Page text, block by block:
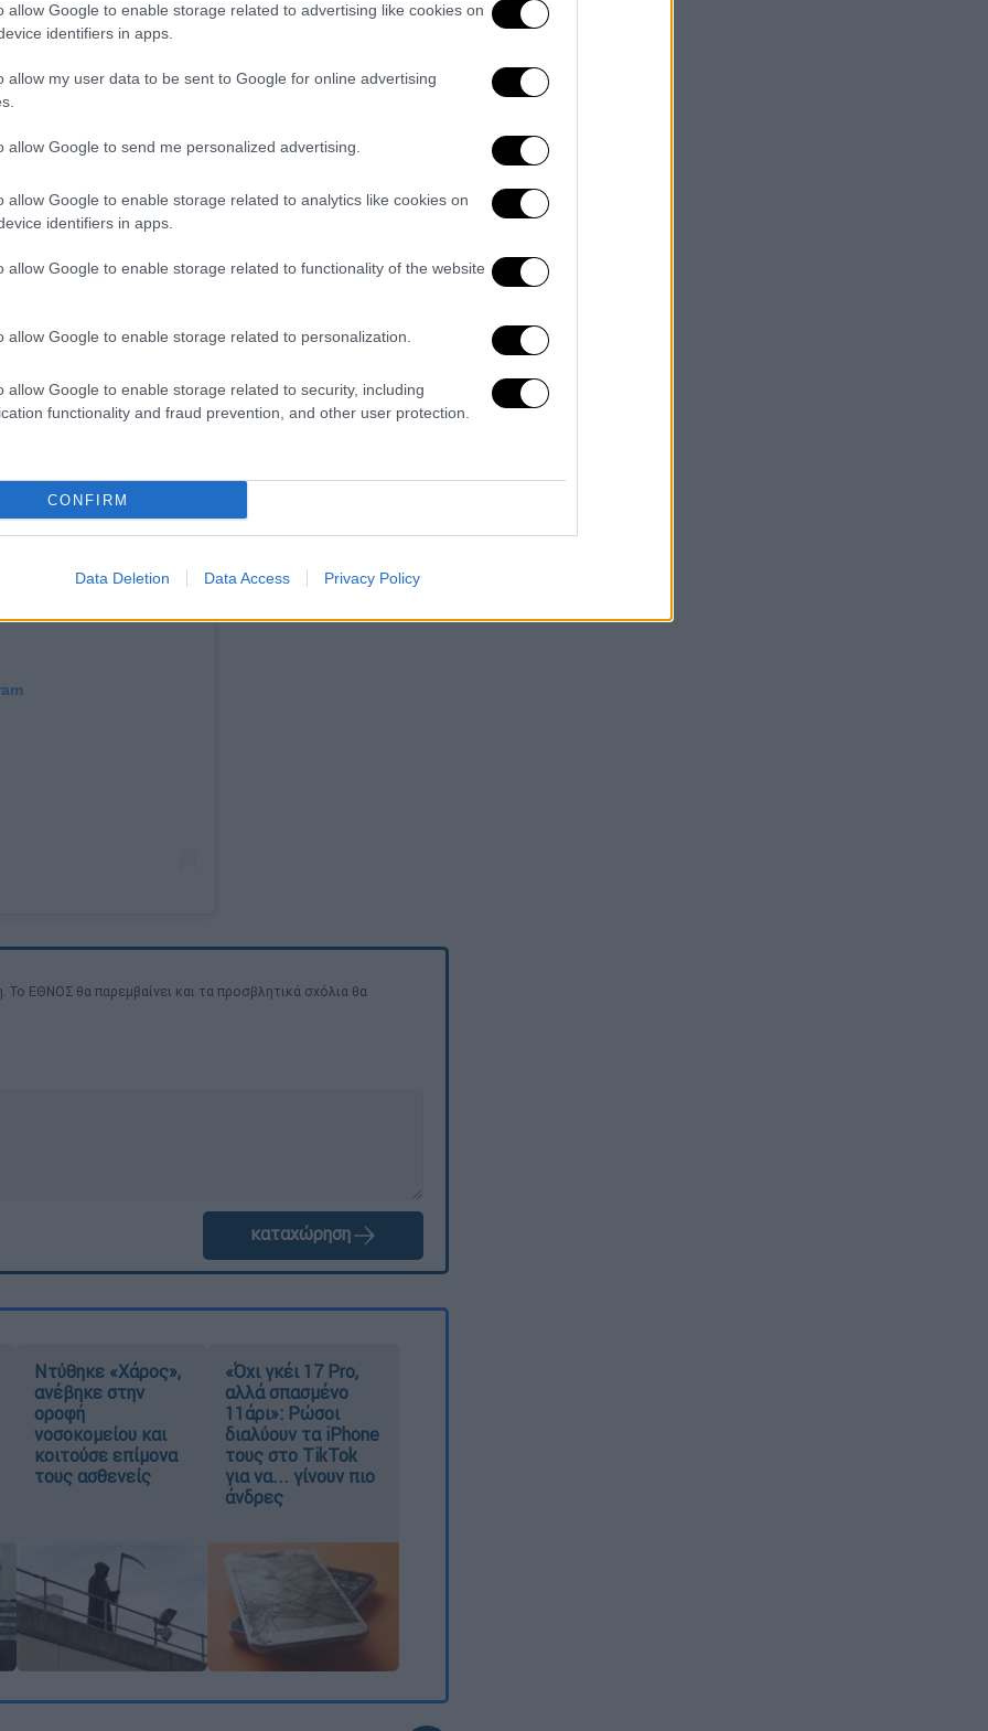
allow Google to enable storage related to advertising like cookies on
identifiers in apps.
allow my user data to be sent to Google for online advertising
allow Google to send me personalized advertising.
allow Google to enable storage related to analytics like cookies on
identifiers in apps.
allow Google to enable storage related to functionality of the website
allow Google to enable storage related to personalization.
allow Google to enable storage related to security, including
functionality and fraud prevention, and other user protection.
CONFIRM
Data Deletion Data Access Privacy Policy
εργοτάξιο του οδικού έργου της
τουλάχιστον πέντε άνθρωποι έχασαν τη
και δέκα τραυματίστηκαν. Σε
με τον χρόνο για να εντοπίσουν
κάτω από τα συντρίμμια.
απόέντονες βροχοπτώσεις,
Εκτός από τμήματα του εργοταξίου
και ένα κοντινό σπίτι. Ευτυχώς,
τα δύο κτίσματα.
ΕΘΝΟΣ θα παρεμβαίνει και τα προσβλητικά σχόλια θα
καταχώρηση
Ντύθηκε «Χάρος»,
ανέβηκε στην
οροφή
νοσοκομείου και
κοιτούσε επίμονα
τους ασθενείς
«Όχι γκέι 17 Pro,
αλλά σπασμένο
11άρι»: Ρώσοι
διαλύουν τα iPhone
τους στο TikTok
για να... γίνουν πιο
άνδρες